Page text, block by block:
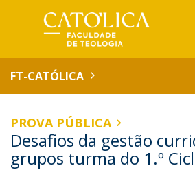
FT-CATÓLICA
PROVA PÚBLICA
Desafios da gestão
grupos turma do 1.º